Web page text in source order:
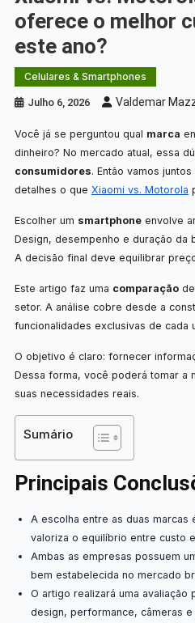
oferece o melhor
este ano?
Celulares & Smartphones
Julho 6, 2026 Valdemar
Você já se perguntou qual marca
dinheiro? No mercado atual, essa
consumidores. Então vamos
detalhes o que Xiaomi vs. Motorola
Escolher um smartphoneenvolve
Design, desempenho e duração da
A decisão final deve equilibrar
Este artigo faz uma comparação
setor. A análise cobre desde a
funcionalidades exclusivas de cada
O objetivo é claro: fornecer
Dessa forma, você poderá tomar a
suas necessidades reais.
Sumário
Principais
A escolha entre as duas marcas
valoriza o equilíbrio entre custo
Ambas as empresas possuem
bem estabelecida no mercado
O artigo realizará uma avaliação
design, performance, câmeras e